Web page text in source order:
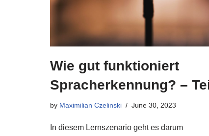
Wie gut funktioniert
Spracherkennung? –
by Maximilian Czelinski June 30, 2023
In diesem Lernszenario geht es darum